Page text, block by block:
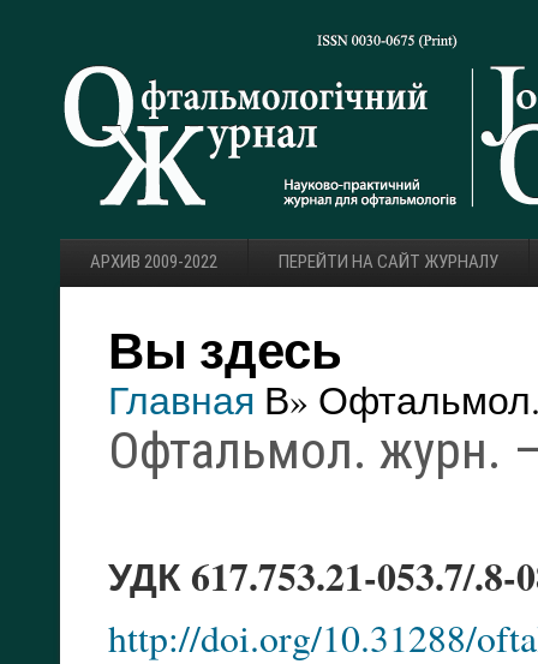
АРХИВ 2009-2022 ПЕРЕЙТИ НА САЙТ ЖУРНАЛУ
Вы здесь
Главная В»
Офтальмол. журн.
УДК 617.753.21-053.7/.8-
http://doi.org/10.31288/